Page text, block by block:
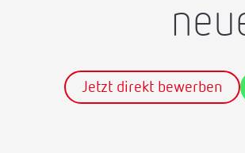
Jetzt direkt bewerben